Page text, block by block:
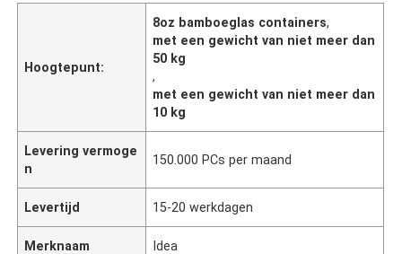
Hoogtepunt:
8oz bamboeglas containers,
met een gewicht van niet meer dan
50 kg
,
met een gewicht van niet meer dan
10 kg
Levering vermoge
n
150.000 PCs per maand
Levertijd 15-20 werkdagen
Merknaam Idea